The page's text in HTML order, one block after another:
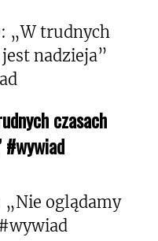
czasach
#wywiad